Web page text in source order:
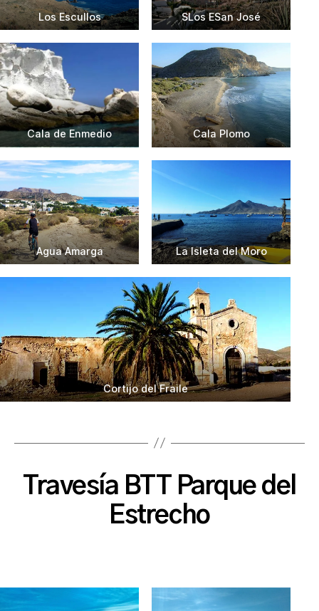
Los Escullos SLos ESan José
Cala de Enmedio Cala Plomo
Agua Amarga La Isleta del Moro
Cortijo del Fraile
Travesía BTT Parque del
Estrecho